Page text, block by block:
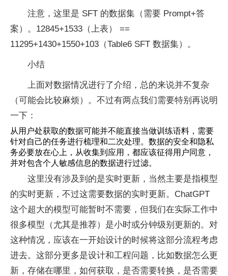
注意，这里是 SFT 的数据集（需要 Prompt+答
案）。12845+1533（上表） ==
11295+1430+1550+103（Table6 SFT 数据集）。
小结
上面对数据情况进行了介绍，总的来说并不复杂
（可能会比较麻烦）。不过有两点我们需要特别再说明
一下：
从用户处获取的数据可能并不能直接当做训练语料，需要
针对自己的任务进行梳理和二次处理。数据的安全和隐私
务必要放在心上，从收集到应用，都应该征得用户同意，
并对包含个人敏感信息的数据进行过滤。
这里没有涉及到的是实时更新，当然主要是指模型
的实时更新，不过这需要数据的实时更新。ChatGPT
这个超大的模型可能暂时不需要，但我们在实际工作中
很多模型（尤其是推荐）是小时或分钟级别更新的。对
这种情况，应该在一开始设计的时候将这部分流程考虑
进去。这部分更多是设计和工程问题，比如数据怎么更
新，存储在哪里，如何获取，是否需要转换，是否需要